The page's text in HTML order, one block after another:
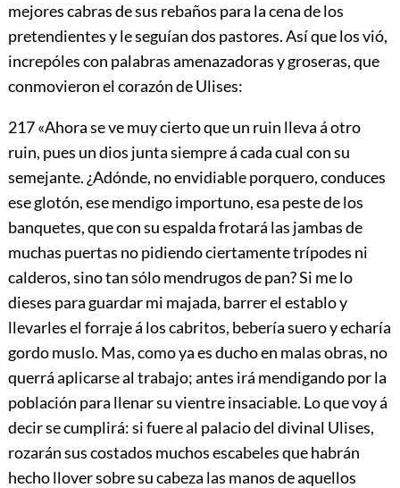
mejores cabras de sus rebaños para la cena de los
pretendientes y le seguían dos pastores. Así que los vió,
increpóles con palabras amenazadoras y groseras, que
conmovieron el corazón de Ulises:
217«Ahora se ve muy cierto que un ruin lleva á otro
ruin, pues un dios junta siempre á cada cual con su
semejante. ¿Adónde, no envidiable porquero, conduces
ese glotón, ese mendigo importuno, esa peste de los
banquetes, que con su espalda frotará las jambas de
muchas puertas no pidiendo ciertamente trípodes ni
calderos, sino tan sólo mendrugos de pan? Si me lo
dieses para guardar mi majada, barrer el establo y
llevarles el forraje á los cabritos, bebería suero y echaría
gordo muslo. Mas, como ya es ducho en malas obras, no
querrá aplicarse al trabajo; antes irá mendigando por la
población para llenar su vientre insaciable. Lo que voy á
decir se cumplirá: si fuere al palacio del divinal Ulises,
rozarán sus costados muchos escabeles que habrán
hecho llover sobre su cabeza las manos de aquellos